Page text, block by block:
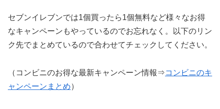
セブンイレブンでは1個買ったら1個無料など様々なお得
なキャンペーンもやっているのでお忘れなく。以下のリン
ク先でまとめているので合わせてチェックしてください。
（コンビニのお得な最新キャンペーン情報⇒コンビニのキ
ャンペーンまとめ）